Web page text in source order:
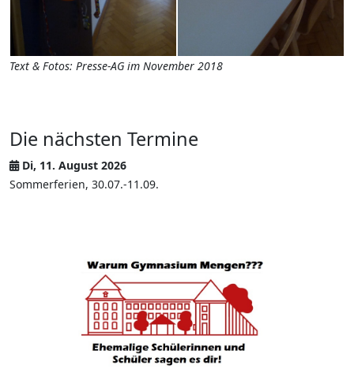
Text & Fotos: Presse-AG im November 2018
Die nächsten Termine
Di, 11. August 2026
Sommerferien, 30.07.-11.09.